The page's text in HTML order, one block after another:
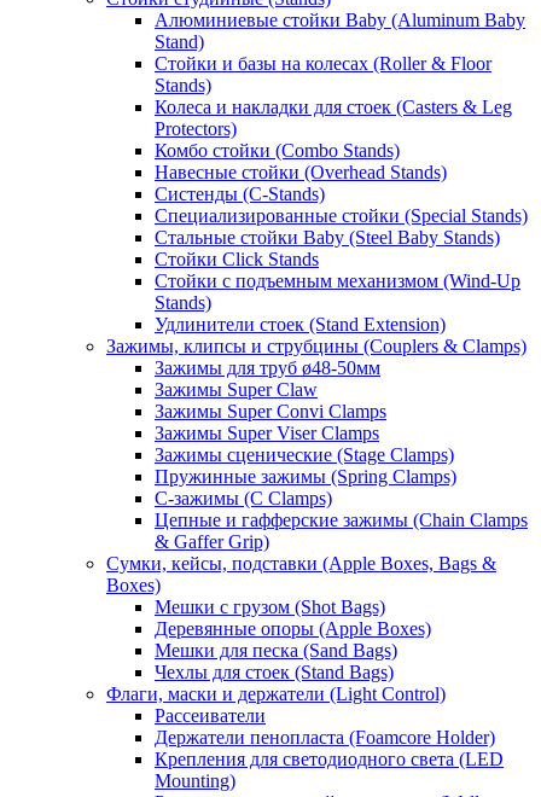
Алюминиевые стойки Baby (Aluminum Baby
Stand)
Стойки и базы на колесах (Roller & Floor
Stands)
Колеса и накладки для стоек (Casters & Leg
Protectors)
Комбо стойки (Combo Stands)
Навесные стойки (Overhead Stands)
Систенды (C-Stands)
Специализированные стойки (Special Stands)
Стальные стойки Baby (Steel Baby Stands)
Стойки Click Stands
Стойки с подъемным механизмом (Wind-Up
Stands)
Удлинители стоек (Stand Extension)
Зажимы, клипсы и струбцины (Couplers & Clamps)
Зажимы для труб ø48-50мм
Зажимы Super Claw
Зажимы Super Convi Clamps
Зажимы Super Viser Clamps
Зажимы сценические (Stage Clamps)
Пружинные зажимы (Spring Clamps)
С-зажимы (C Clamps)
Цепные и гафферские зажимы (Chain Clamps
& Gaffer Grip)
Сумки, кейсы, подставки (Apple Boxes, Bags &
Boxes)
Мешки с грузом (Shot Bags)
Деревянные опоры (Apple Boxes)
Мешки для песка (Sand Bags)
Чехлы для стоек (Stand Bags)
Флаги, маски и держатели (Light Control)
Рассеиватели
Держатели пенопласта (Foamcore Holder)
Крепления для светодиодного света (LED
Mounting)